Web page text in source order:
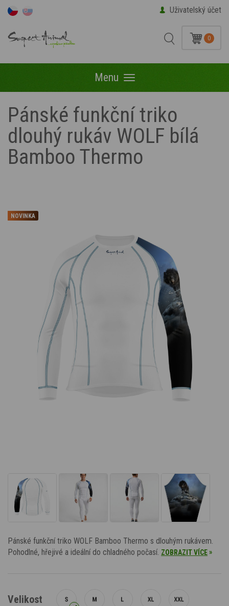
Uživatelský účet
0
Menu Menu
Pánské funkční triko
dlouhý rukáv WOLF bílá
Bamboo Thermo
NOVINKA
Pánské funkční triko WOLF Bamboo Thermo s dlouhým rukávem.
Pohodlné, hřejivé a ideální do chladného počasí. ZOBRAZIT VÍCE»
Velikost